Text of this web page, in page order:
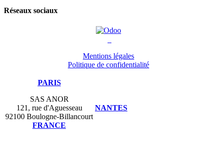
Réseaux sociaux
Mentions légales
Politique de confidentialité
PARIS
SAS ANOR
121, rue d'Aguesseau
92100 Boulogne-Billancourt
FRANCE
NANTES